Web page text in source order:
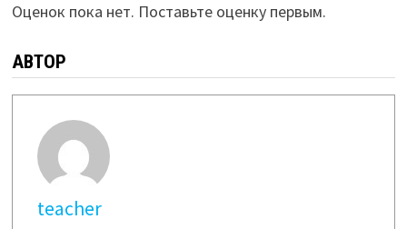
Оценок пока нет. Поставьте оценку первым.
АВТОР
teacher